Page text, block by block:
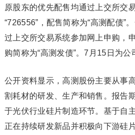
原股东的优先配售均通过上交所交
“726556”，配售简称为“高测配债”
过上交所交易系统参加网上申购，
购简称为“高测发债”。7月15日为公
公开资料显示，高测股份主要从事
割耗材的研发、生产和销售。报告
于光伏行业硅片制造环节。基于自
正在持续研发新品并积极向下游硅